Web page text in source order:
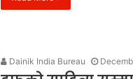
Dainik India Bureau